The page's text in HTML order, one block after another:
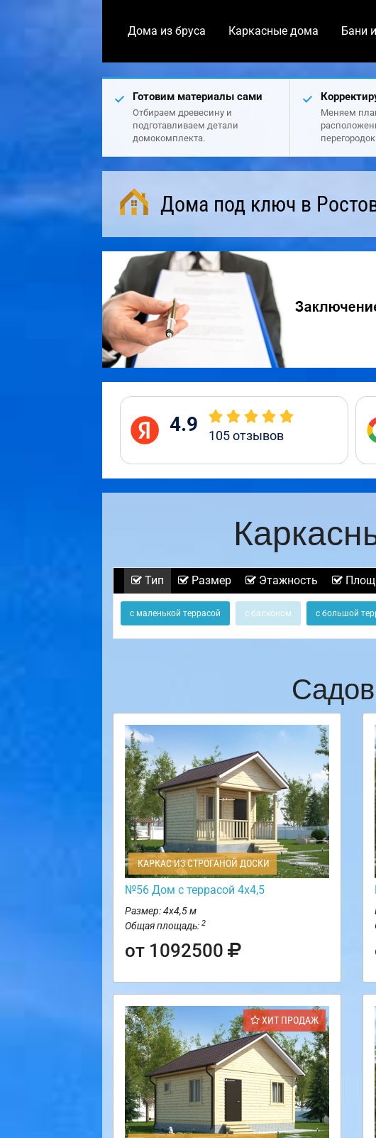
Дома из бруса Каркасные дома Бани
Готовим материалы сами
Отбираем древесину и
подготавливаем детали
домокомплекта.
Меняем
Дома под ключ в
4.9 105отзывов
Тип Размер Этажность
с маленькой террасой с балконом с большой
КАРКАС ИЗ СТРОГАНОЙ ДОСКИ
№56 Дом с террасой 4х4,5
Размер: 4х4,5 м
Общая площадь: 2
от 1092500
ХИТ ПРОДАЖ